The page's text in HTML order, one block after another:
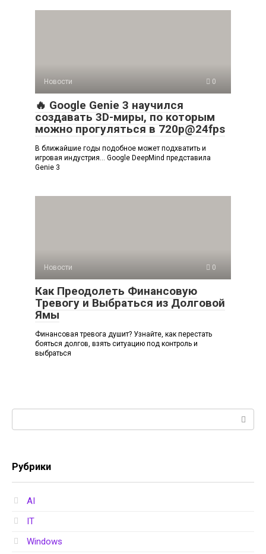
Новости 0
🔥 Google Genie 3 научился
создавать 3D-миры, по которым
можно прогуляться в 720p@24fps
В ближайшие годы подобное может подхватить и
игровая индустрия… Google DeepMind представила
Genie 3
Новости 0
Как Преодолеть Финансовую
Тревогу и Выбраться из Долговой
Ямы
Финансовая тревога душит? Узнайте, как перестать
бояться долгов, взять ситуацию под контроль и
выбраться
Рубрики
AI
IT
Windows